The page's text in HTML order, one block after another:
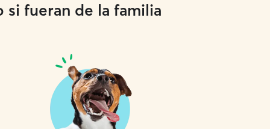
si fueran de la familia